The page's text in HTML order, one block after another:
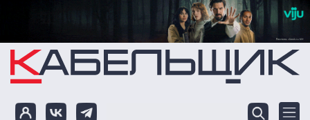
Перейти к основному содержанию